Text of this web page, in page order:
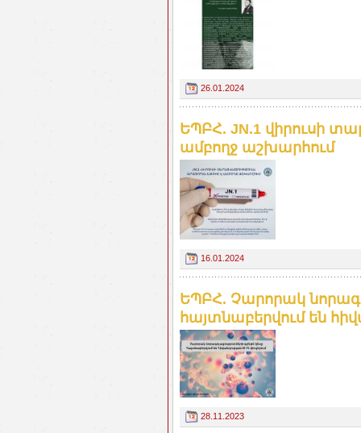
26.01.2024
ԵՊԲՀ. JN.1 վիրուսի
ամբողջ աշխարհում
16.01.2024
ԵՊԲՀ. Չարորակ
հայտնաբերվում են
28.11.2023